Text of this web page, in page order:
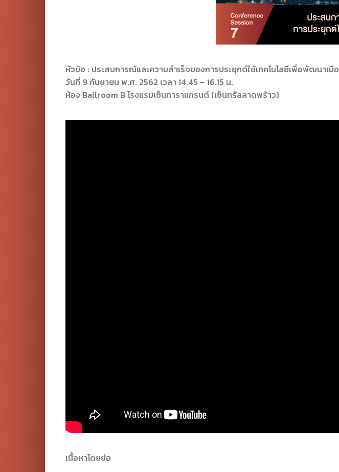
หัวข้อ : ประสบการณ์และความสำเร็จของการประยุกต์ใช้เทคโนโลยีเพื่อพัฒนาเมื
วันที่ 9 กันยายน พ.ศ. 2562 เวลา 14.45 – 16.15 น.
ห้อง Ballroom B โรงแรมเซ็นทาราแกรนด์ (เซ็นทรัลลาดพร้าว)
เนื้อหาโดยย่อ